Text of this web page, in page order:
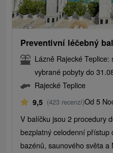
Preventivní léčebný
Lázně Rajecké
vybrané pobyty do
Rajecké Teplice
9,5 (423 recenzí)Od 5
V balíčku jsou 2 procedury
bezplatný celodenní přístup
bazénů, saunového světa a